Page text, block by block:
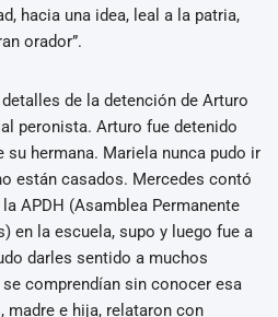
hacia una idea, leal a la patria,
orador”.
de la detención de Arturo
peronista. Arturo fue detenido
hermana. Mariela nunca pudo ir
están casados. Mercedes contó
APDH (Asamblea Permanente
en la escuela, supo y luego fue a
darles sentido a muchos
comprendían sin conocer esa
madre e hija, relataron con